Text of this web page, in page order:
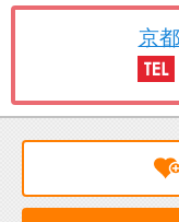
京